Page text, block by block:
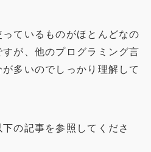
ているものがほとんどなの
が、他のプログラミング言
多いのでしっかり理解して
の記事を参照してくださ